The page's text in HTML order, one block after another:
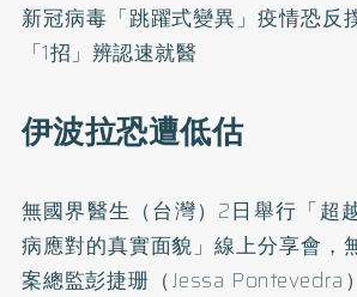
新冠病毒「跳躍式變異」疫情恐反
「1招」辨認速就醫
伊波拉恐遭低估
無國界醫生（台灣）2日舉行「超
病應對的真實面貌 」線上分享會，
案總監彭捷珊（Jessa Pontevedra